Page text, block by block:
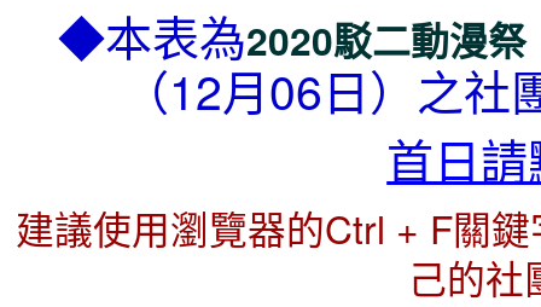
◆本表為2020駁二動漫
（12月06日）之
首日
建議使用瀏覽器的Ctrl + F關
己的社